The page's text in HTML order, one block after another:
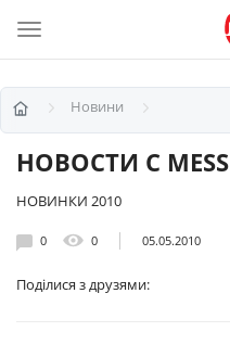
Новини
НОВОСТИ С
НОВИНКИ 2010
0 0 05.05.2010
Поділися з друзями: